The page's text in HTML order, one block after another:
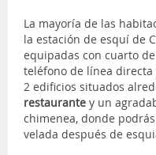
La mayoría de las
la estación de esquí de
equipadas con cuarto de
teléfono de línea directa
2 edificios situados
restaurante y un
chimenea, donde
velada después de